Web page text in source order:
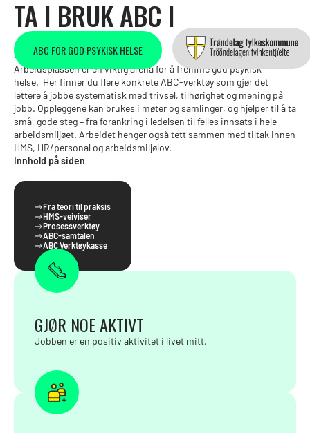
ABC FOR GOD PSYKISK HELSE
TA I BRUK ABC I
ARBEIDSLIVET
Arbeidsplassen er en viktig arena for å fremme god psykisk
helse. Her finner du flere konkrete ABC-verktøy som gjør det
lettere å jobbe systematisk med trivsel, tilhørighet og mening på
jobb. Oppleggene kan brukes i møter og samlinger, og hjelper til å ta
små, gode steg – fra forankring i ledelsen til felles innsats i hele
arbeidsmiljøet. Arbeidet henger også tett sammen med tiltak innen
HMS, HR/personal og arbeidsmiljølov.
Innhold på siden
Fra teori til praksis
HMS-veiviser
Prosessverktøy
ABC-samtalen
ABC Verktøykasse
GJØR NOE AKTIVT
Jobben er en positiv aktivitet i livet mitt.